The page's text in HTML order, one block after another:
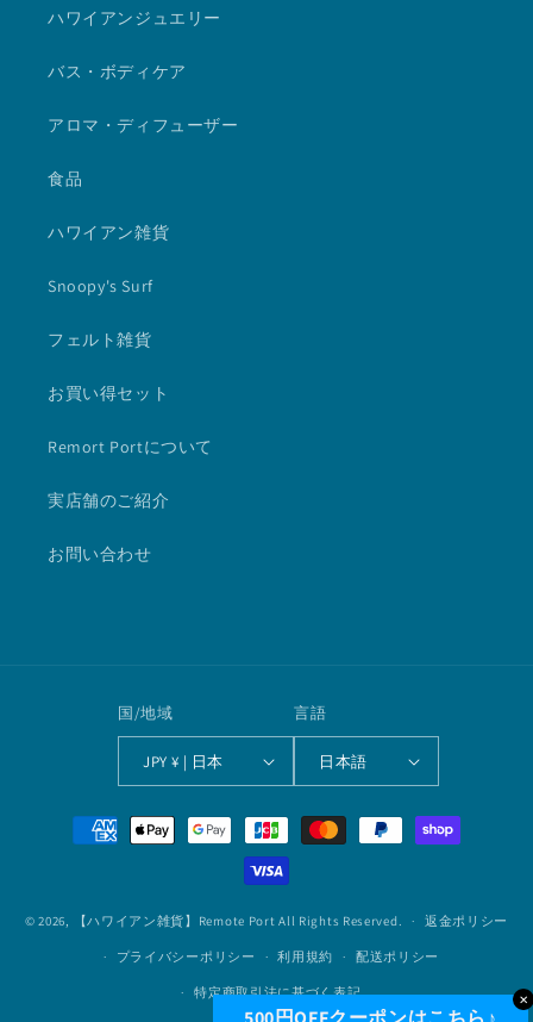
ハワイアンジュエリー
バス・ボディケア
アロマ・ディフューザー
食品
ハワイアン雑貨
Snoopy's Surf
フェルト雑貨
お買い得セット
Remort Portについて
実店舗のご紹介
お問い合わせ
国/地域
JPY ¥ | 日本
言語
日本語
法
© 2026, 【ハワイアン雑貨】Remote Port All Rights Reserved. 返金ポリシー
プライバシーポリシー 利用規約 配送ポリシー
特定商取引法に基づく表記 ✕